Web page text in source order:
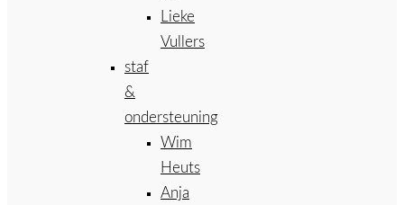
Lieke
Vullers
staf
&
ondersteuning
Wim
Heuts
Anja